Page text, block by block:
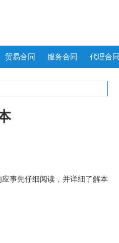
贸易合同 服务合同 代理合同
事先仔细阅读，并详细了解本